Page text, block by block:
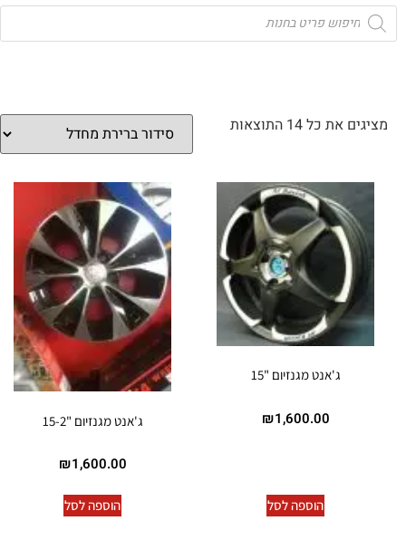
מציגים את כל ⁦14⁩ התוצאות
ג'אנט מגנזיום "15
₪1,600.00
הוספה לסל
ג'אנט מגנזיום "15-2
₪1,600.00
הוספה לסל